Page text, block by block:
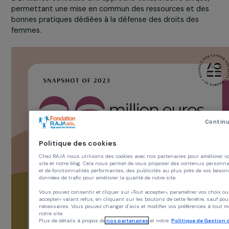
le soutien des organisations de terrain. Avec le soutien
mécènes engagés pour une Europe plus juste, elle
et promeut l’égalité de genre.
🌐 L’Alliance constitue une approche collaborative
permettant une mise en commun des ressources et
bonnes pratiques dédiées à la défense des droits des
femmes.
Politique des cookies
Chez RAJA nous utilisons des cookies avec nos partenaires pour